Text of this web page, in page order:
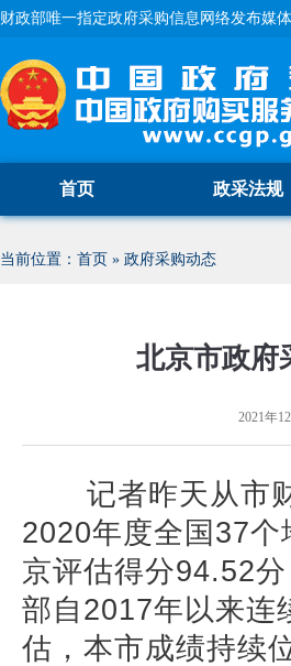
财政部唯一指定政府采购信息网络发布媒
首页 政采法规
当前位置： 首页 » 政府采购动态
北京市政府
2021年
记者昨天从市
2020年度全国37
京评估得分94.52
部自2017年以来连
估，本市成绩持续